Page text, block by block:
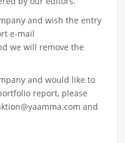
and wish the entry
e-mail
we will remove the
and would like to
report, please
and